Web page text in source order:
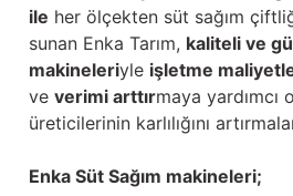
ile her ölçekten süt sağım
sunan Enka Tarım, kaliteli ve
makineleriyle işletme
ve verimi arttırmaya yardımcı
üreticilerinin karlılığını
Enka Süt Sağım makineleri;